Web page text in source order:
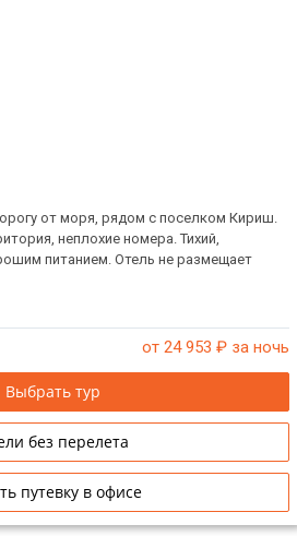
от моря, рядом с поселком Кириш.
неплохие номера. Тихий,
питанием. Отель не размещает
от 24 953 ₽ за ночь
Выбрать тур
без перелета
путевку в офисе